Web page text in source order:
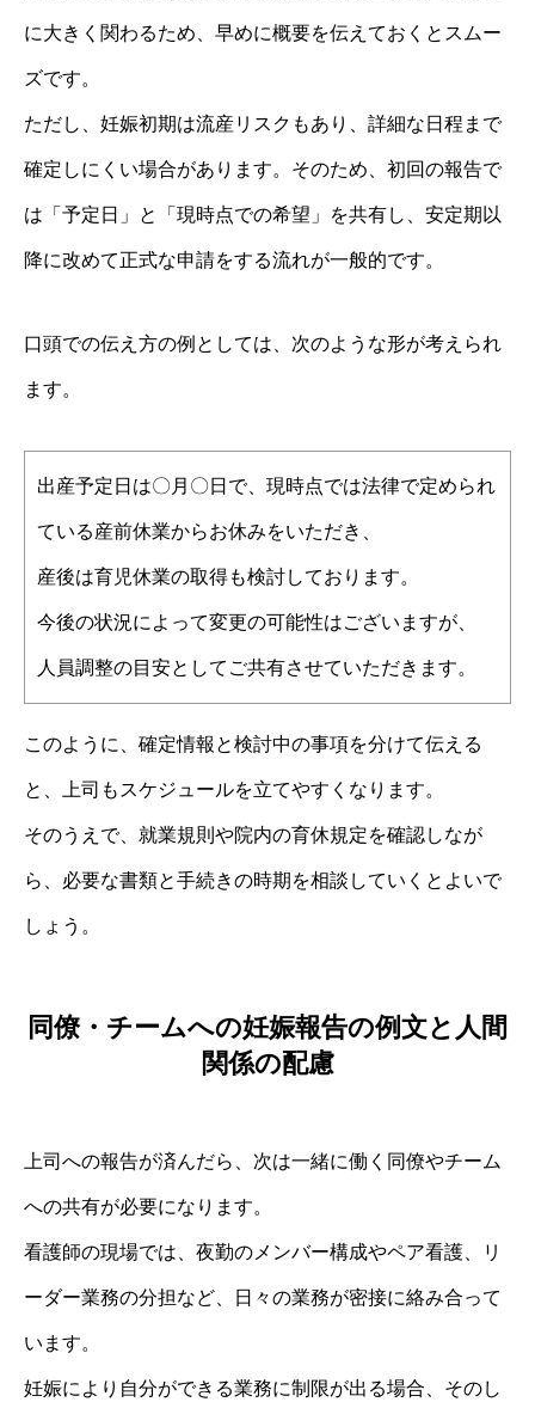
に大きく関わるため、早めに概要を伝えておくとスムー
ズです。
ただし、妊娠初期は流産リスクもあり、詳細な日程まで
確定しにくい場合があります。そのため、初回の報告で
は「予定日」と「現時点での希望」を共有し、安定期以
降に改めて正式な申請をする流れが一般的です。
口頭での伝え方の例としては、次のような形が考えられ
ます。
出産予定日は〇月〇日で、現時点では法律で定められ
ている産前休業からお休みをいただき、
産後は育児休業の取得も検討しております。
今後の状況によって変更の可能性はございますが、
人員調整の目安としてご共有させていただきます。
このように、確定情報と検討中の事項を分けて伝える
と、上司もスケジュールを立てやすくなります。
そのうえで、就業規則や院内の育休規定を確認しなが
ら、必要な書類と手続きの時期を相談していくとよいで
しょう。
同僚・チームへの妊娠報告の例文と人間
関係の配慮
上司への報告が済んだら、次は一緒に働く同僚やチーム
への共有が必要になります。
看護師の現場では、夜勤のメンバー構成やペア看護、リ
ーダー業務の分担など、日々の業務が密接に絡み合って
います。
妊娠により自分ができる業務に制限が出る場合、そのし